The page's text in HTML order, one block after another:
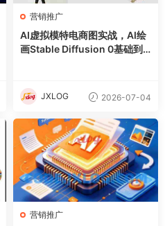
营销推广
AI虚拟模特电商图实战，AI绘
画Stable Diffusion 0基础到
JXLOG 2026-07-04
营销推广